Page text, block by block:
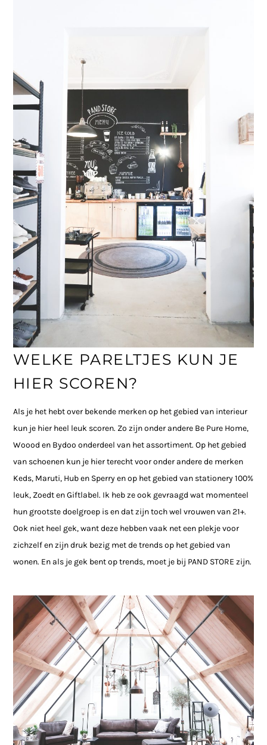
WELKE PARELTJES KUN JE
HIER SCOREN?
Als je het hebt over bekende merken op het gebied van interieur
kun je hier heel leuk scoren. Zo zijn onder andere Be Pure Home,
Woood en Bydoo onderdeel van het assortiment. Op het gebied
van schoenen kun je hier terecht voor onder andere de merken
Keds, Maruti, Hub en Sperry en op het gebied van stationery 100%
leuk, Zoedt en Giftlabel. Ik heb ze ook gevraagd wat momenteel
hun grootste doelgroep is en dat zijn toch wel vrouwen van 21+.
Ook niet heel gek, want deze hebben vaak net een plekje voor
zichzelf en zijn druk bezig met de trends op het gebied van
wonen. En als je gek bent op trends, moet je bij PAND STORE zijn.